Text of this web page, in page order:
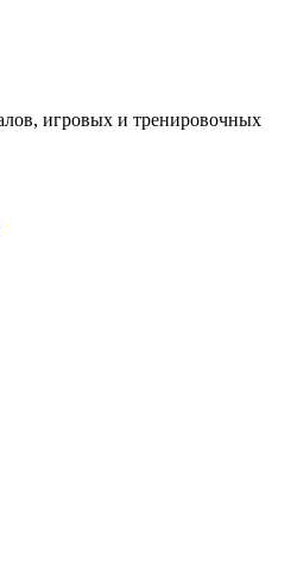
игровых и тренировочных